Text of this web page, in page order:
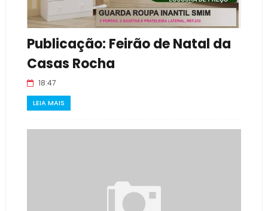
Publicação: Feirão de Natal da
Casas Rocha
18:47
LEIA MAIS